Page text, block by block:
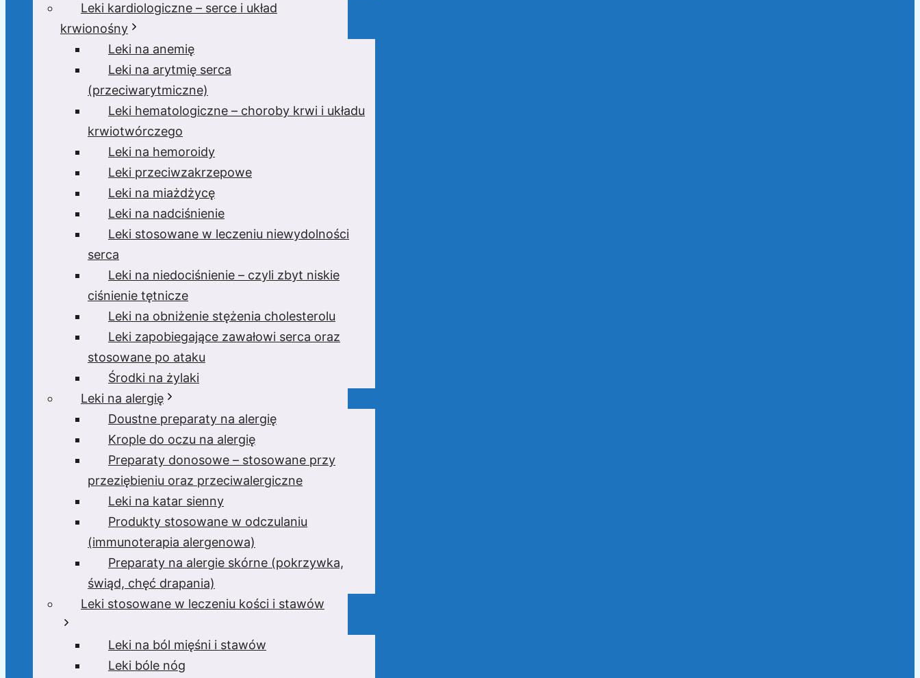
Leki kardiologiczne – serce i układ
krwionośny
Leki na anemię
Leki na arytmię serca
(przeciwarytmiczne)
Leki hematologiczne – choroby krwi i układu
krwiotwórczego
Leki na hemoroidy
Leki przeciwzakrzepowe
Leki na miażdżycę
Leki na nadciśnienie
Leki stosowane w leczeniu niewydolności
serca
Leki na niedociśnienie – czyli zbyt niskie
ciśnienie tętnicze
Leki na obniżenie stężenia cholesterolu
Leki zapobiegające zawałowi serca oraz
stosowane po ataku
Środki na żylaki
Leki na alergię
Doustne preparaty na alergię
Krople do oczu na alergię
Preparaty donosowe – stosowane przy
przeziębieniu oraz przeciwalergiczne
Leki na katar sienny
Produkty stosowane w odczulaniu
(immunoterapia alergenowa)
Preparaty na alergie skórne (pokrzywka,
świąd, chęć drapania)
Leki stosowane w leczeniu kości i stawów
Leki na ból mięśni i stawów
Leki bóle nóg